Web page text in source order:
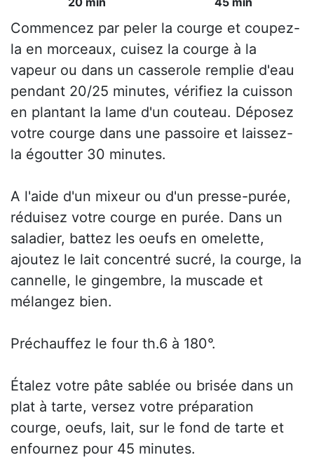
Commencez par peler la courge et coupez-
la en morceaux, cuisez la courge à la
vapeur ou dans un casserole remplie d'eau
pendant 20/25 minutes, vérifiez la cuisson
en plantant la lame d'un couteau. Déposez
votre courge dans une passoire et laissez-
la égoutter 30 minutes.
A l'aide d'un mixeur ou d'un presse-purée,
réduisez votre courge en purée. Dans un
saladier, battez les oeufs en omelette,
ajoutez le lait concentré sucré, la courge, la
cannelle, le gingembre, la muscade et
mélangez bien.
Préchauffez le four th.6 à 180°.
Étalez votre pâte sablée ou brisée dans un
plat à tarte, versez votre préparation
courge, oeufs, lait, sur le fond de tarte et
enfournez pour 45 minutes.